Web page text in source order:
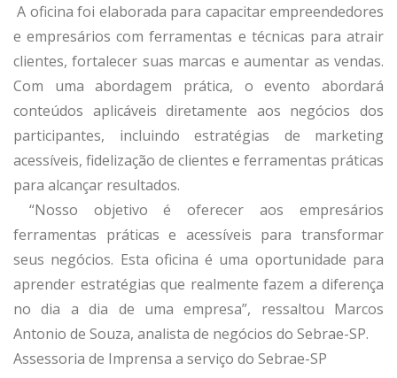
A oficina foi elaborada para capacitar empreendedores
e empresários com ferramentas e técnicas para atrair
clientes, fortalecer suas marcas e aumentar as vendas.
Com uma abordagem prática, o evento abordará
conteúdos aplicáveis diretamente aos negócios dos
participantes, incluindo estratégias de marketing
acessíveis, fidelização de clientes e ferramentas práticas
para alcançar resultados.
“Nosso objetivo é oferecer aos empresários
ferramentas práticas e acessíveis para transformar
seus negócios. Esta oficina é uma oportunidade para
aprender estratégias que realmente fazem a diferença
no dia a dia de uma empresa”, ressaltou Marcos
Antonio de Souza, analista de negócios do Sebrae-SP.
Assessoria de Imprensa a serviço do Sebrae-SP